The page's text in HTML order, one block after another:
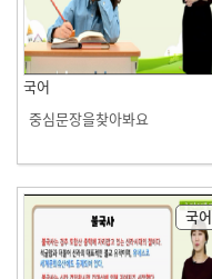
국어
중심문장을찾아봐요
국어